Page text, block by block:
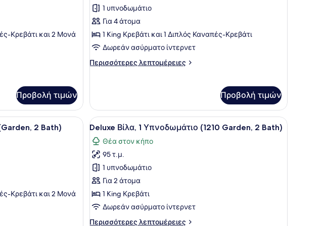
Κρεβάτι και 2 Μονά
Προβολή τιμών
για
Βίλα,
1
Υπνοδωμάτιο
(Garden,
2
1 υπνοδωμάτιο
Για 4 άτομα
1 King Κρεβάτι και 1 Διπλός Καναπές-Κρεβάτι
Δωρεάν ασύρματο ίντερνετ
Περισσότερες λεπτομέρειες
Περισσότερες
Υπνοδωμάτιο
(Garden,
2
Bath)
Προβολή τιμών
είναι διακοσμημένη με καρέκλες με ριγέ ύφασμα και ένα μικρό τραπέζι.
ευρύχωρος χώρος καθιστικού με τηλεόραση, καθίσματα και ένα μπαλκόνι με θέα.
2 Bath)
Κρεβάτι και 2 Μονά
Προβολή
όλων
των
φωτογραφιών
για
Deluxe
Βίλα,
1
Υπνοδωμάτιο
Ένα μπαλκόνι με δύο ξαπλώστρες και
15
Deluxe Βίλα, 1 Υπνοδωμάτιο (1210 Garden, 2 Bath)
Θέα στον κήπο
95 τ.μ.
1 υπνοδωμάτιο
Για 2 άτομα
1 King Κρεβάτι
Δωρεάν ασύρματο ίντερνετ
Περισσότερες λεπτομέρειες
Περισσότερες